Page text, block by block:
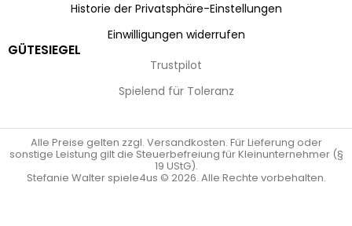
Historie der Privatsphäre-Einstellungen
Einwilligungen widerrufen
GÜTESIEGEL
Trustpilot
Spielend für Toleranz
Alle Preise gelten zzgl. Versandkosten. Für Lieferung oder
sonstige Leistung gilt die Steuerbefreiung für Kleinunternehmer (§
19 UStG).
Stefanie Walter spiele4us © 2026. Alle Rechte vorbehalten.